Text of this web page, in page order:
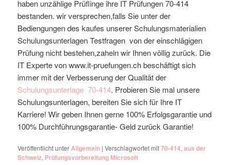
haben unzählige Prüflinge ihre IT Prüfungen 70-414
bestanden. wir versprechen,falls Sie unter der
Bediengungen des kaufes unserer Schulungsmaterialien
Schulungsunterlagen Testfragen von der einschlägigen
Prüfung nicht bestehen,zaheln wir Ihnen völlig zurück. Die
IT Experte von www.it-pruefungen.ch beschäftigt sich
immer mit der Verbesserung der Qualität der
Schulungsunterlage 70-414. Probieren Sie mal unsere
Schulungsunterlagen, bereiten Sie sich für Ihre IT
Karriere! Wir geben Ihnen gerne 100% Erfolgsgarantie und
100% Durchführungsgarantie- Geld zurück Garantie!
Veröffentlicht unterAllgemein |Verschlagwortet mit70-414,aus der
Schweiz, Prüfungsvorbereitung Microsoft